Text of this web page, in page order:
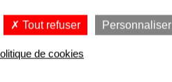
Tout refuser Personnaliser
de cookies